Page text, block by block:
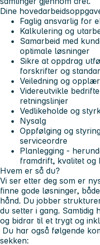
Dine
Faglig ansvarlig for
Kalkulering og
Samarbeid med
optimale løsninger
Sikre at oppdrag
forskrifter og
Veiledning og
Videreutvikle
retningslinjer
Vedlikeholde og
Nysalg
Oppfølging og
serviceordre
Planlegging -
framdrift, kvalitet og
Hvem er så du?
Vi ser etter deg som er
finne gode løsninger,
hånd. Du jobber
du setter i gang.
og bidrar til et trygt og
Du har også følgende
sekken: